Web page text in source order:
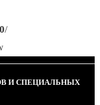
/
ПРОВОЛОКИ
И СПЕЦИАЛЬНЫХ